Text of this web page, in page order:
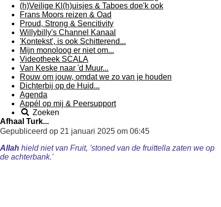
(h)Veilige Kl(h)uisjes & Taboes doe'k ook
Frans Moors reizen & Oad
Proud, Strong & Sencitivity
Willybilly's Channel Kanaal
'Kontekst', is ook Schitterend...
Mijn monoloog er niet om...
Videotheek SCALA
Van Keske naar 'd Muur...
Rouw om jouw, omdat we zo van je houden
Dichterbij op de Huid...
Agenda
Appél op mij & Peersupport
Zoeken
Afhaal Turk...
Gepubliceerd op 21 januari 2025 om 06:45
Allah hield niet van Fruit, 'stoned van de fruittella zaten we op
de achterbank.'